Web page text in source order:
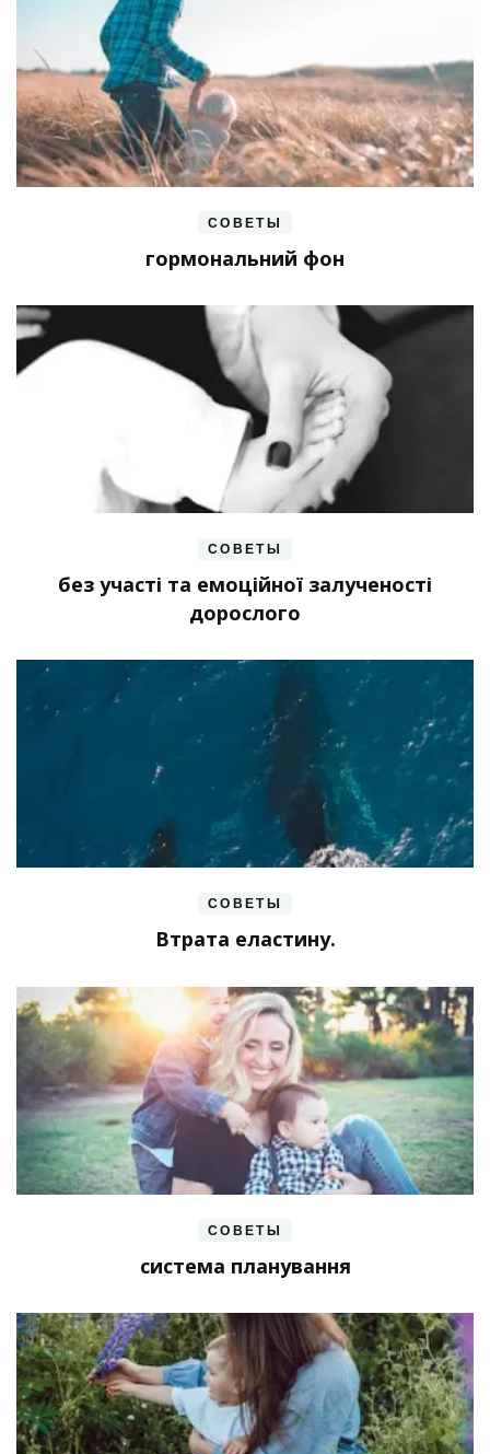
СОВЕТЫ
гормональний фон
СОВЕТЫ
без участі та емоційної залученості
дорослого
СОВЕТЫ
Втрата еластину.
СОВЕТЫ
система планування